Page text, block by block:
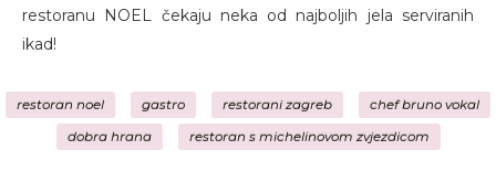
restoranu NOEL čekaju neka od najboljih jela serviranih
ikad!
restoran noel gastro restorani zagreb chef bruno vokal
dobra hrana restoran s michelinovom zvjezdicom